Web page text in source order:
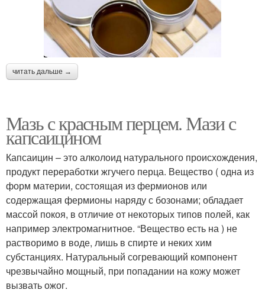
читать дальше →
Мазь с красным перцем. Мази с
капсаицином
Капсаицин – это алколоид натурального происхождения,
продукт переработки жгучего перца. Вещество ( одна из
форм материи, состоящая из фермионов или
содержащая фермионы наряду с бозонами; обладает
массой покоя, в отличие от некоторых типов полей, как
например электромагнитное. “Вещество есть на ) не
растворимо в воде, лишь в спирте и неких хим
субстанциях. Натуральный согревающий компонент
чрезвычайно мощный, при попадании на кожу может
вызвать ожог.